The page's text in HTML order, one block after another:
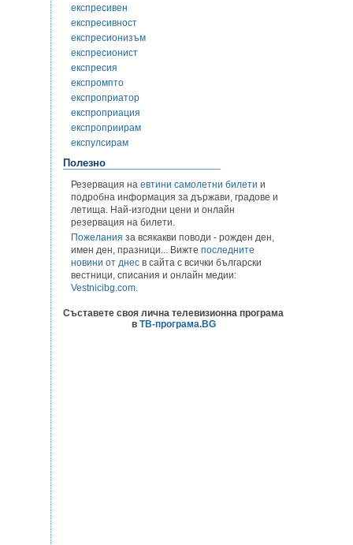
експресивен
експресивност
експресионизъм
експресионист
експресия
експромпто
експроприатор
експроприация
експроприирам
експулсирам
Полезно
Резервация на евтини самолетни билети и
подробна информация за държави, градове и
летища. Най-изгодни цени и онлайн
резервация на билети.
Пожелания за всякакви поводи - рожден ден,
имен ден, празници... Вижте последните
новини от днес в сайта с всички български
вестници, списания и онлайн медии:
Vestnicibg.com.
Съставете своя лична телевизионна програма
в ТВ-програма.BG